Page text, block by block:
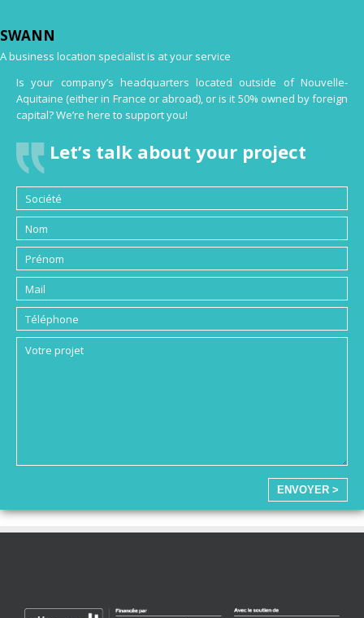
SWANN
A business location specialist is at your service
Is your company’s headquarters located outside of Nouvelle-
Aquitaine (either in France or abroad), or is it 50% owned by foreign
capital? We’re here to support you!
Let’s talk about your project
ENVOYER >